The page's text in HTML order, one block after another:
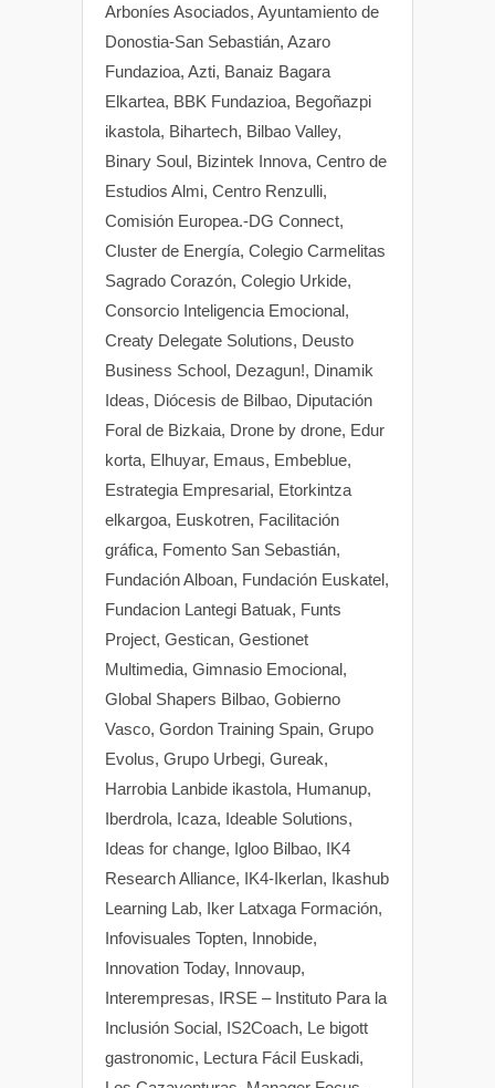
Arboníes Asociados, Ayuntamiento de
Donostia-San Sebastián, Azaro
Fundazioa, Azti, Banaiz Bagara
Elkartea, BBK Fundazioa, Begoñazpi
ikastola, Bihartech, Bilbao Valley,
Binary Soul, Bizintek Innova, Centro de
Estudios Almi, Centro Renzulli,
Comisión Europea.-DG Connect,
Cluster de Energía, Colegio Carmelitas
Sagrado Corazón, Colegio Urkide,
Consorcio Inteligencia Emocional,
Creaty Delegate Solutions, Deusto
Business School, Dezagun!, Dinamik
Ideas, Diócesis de Bilbao, Diputación
Foral de Bizkaia, Drone by drone, Edur
korta, Elhuyar, Emaus, Embeblue,
Estrategia Empresarial, Etorkintza
elkargoa, Euskotren, Facilitación
gráfica, Fomento San Sebastián,
Fundación Alboan, Fundación Euskatel,
Fundacion Lantegi Batuak, Funts
Project, Gestican, Gestionet
Multimedia, Gimnasio Emocional,
Global Shapers Bilbao, Gobierno
Vasco, Gordon Training Spain, Grupo
Evolus, Grupo Urbegi, Gureak,
Harrobia Lanbide ikastola, Humanup,
Iberdrola, Icaza, Ideable Solutions,
Ideas for change, Igloo Bilbao, IK4
Research Alliance, IK4-Ikerlan, Ikashub
Learning Lab, Iker Latxaga Formación,
Infovisuales Topten, Innobide,
Innovation Today, Innovaup,
Interempresas, IRSE – Instituto Para la
Inclusión Social, IS2Coach, Le bigott
gastronomic, Lectura Fácil Euskadi,